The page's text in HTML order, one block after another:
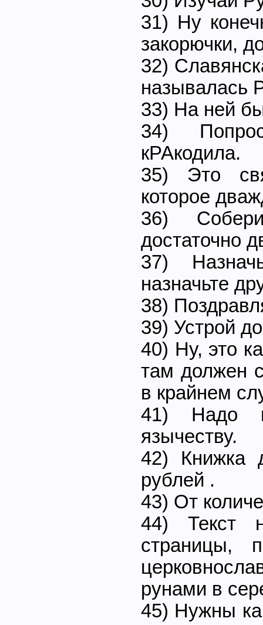
31) Ну
закорючки,
32)
называлась
33) На ней
34)
кРАкодила.
35) Это
которое
36)
достаточно
37)
назначьте
38)
39) Устрой
40) Ну, это
там должен
в крайнем
41) Надо
язычеству.
42) Книжка
рублей .
43) От
44) Текст
страницы,
рунами в
45) Нужны